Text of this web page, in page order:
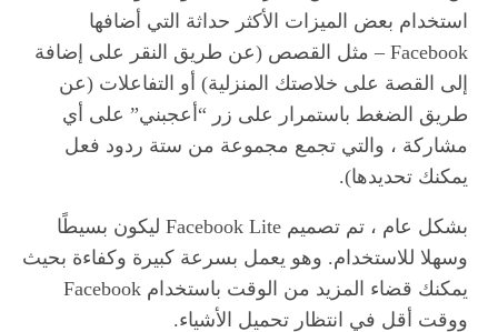
استخدام بعض الميزات الأكثر حداثة التي أضافها
Facebook – مثل القصص (عن طريق النقر على إضافة
إلى القصة على خلاصتك المنزلية) أو التفاعلات (عن
طريق الضغط باستمرار على زر “أعجبني” على أي
مشاركة ، والتي تجمع مجموعة من ستة ردود فعل
يمكنك تحديدها).
بشكل عام ، تم تصميم Facebook Lite ليكون بسيطًا
وسهلا للاستخدام. وهو يعمل بسرعة كبيرة وكفاءة بحيث
يمكنك قضاء المزيد من الوقت باستخدام Facebook
ووقت أقل في انتظار تحميل الأشياء.